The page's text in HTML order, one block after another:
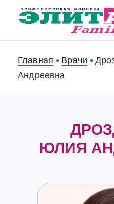
Главная Врачи
Андреевна
ЮЛИЯ